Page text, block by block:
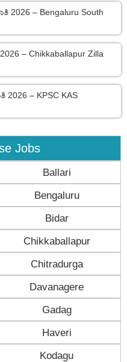
2026 – Bengaluru South
– Chikkaballapur Zilla
– KPSC KAS
Jobs
Ballari
Bengaluru
Bidar
Chikkaballapur
Chitradurga
Davanagere
Gadag
Haveri
Kodagu